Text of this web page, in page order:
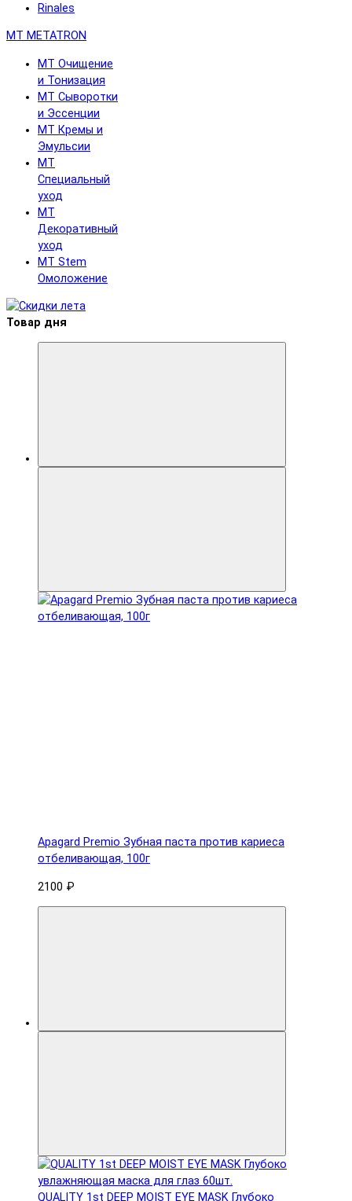
Rinales
MT METATRON
MT Очищение
и Тонизация
MT Сыворотки
и Эссенции
MT Кремы и
Эмульсии
MT
Специальный
уход
MT
Декоративный
уход
MT Stem
Омоложение
Товар дня
Apagard Premio Зубная паста против кариеса
отбеливающая, 100г
2100 ₽
QUALITY 1st DEEP MOIST EYE MASK Глубоко